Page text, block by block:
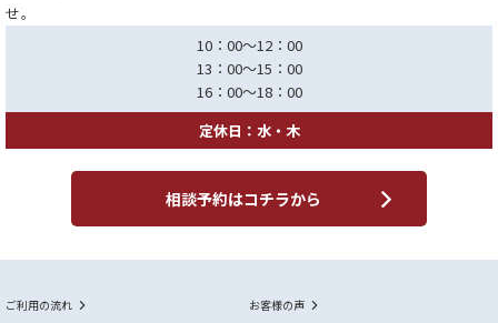
せ。
10：00～12：00
13：00～15：00
16：00～18：00
定休日：水・木
相談予約はコチラから
ご利用の流れ お客様の声